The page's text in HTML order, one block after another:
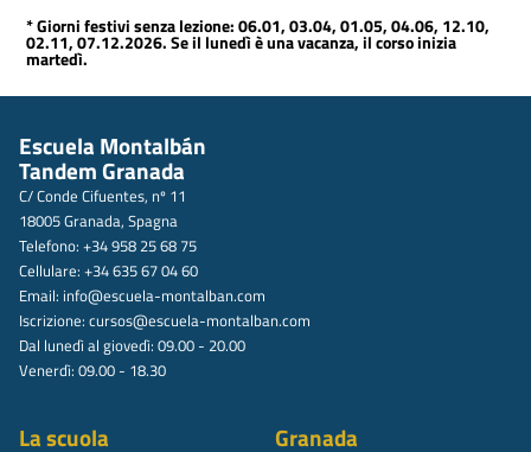
* Giorni festivi senza lezione: 06.01, 03.04, 01.05, 04.06, 12.10,
02.11, 07.12.2026. Se il lunedì è una vacanza, il corso inizia
martedì.
Escuela Montalbán
Tandem Granada
C/ Conde Cifuentes, nº 11
18005 Granada, Spagna
Telefono: +34 958 25 68 75
Cellulare: +34 635 67 04 60
Email: info@escuela-montalban.com
Iscrizione: cursos@escuela-montalban.com
Dal lunedì al giovedì: 09.00 - 20.00
Venerdì: 09.00 - 18.30
La scuola Granada